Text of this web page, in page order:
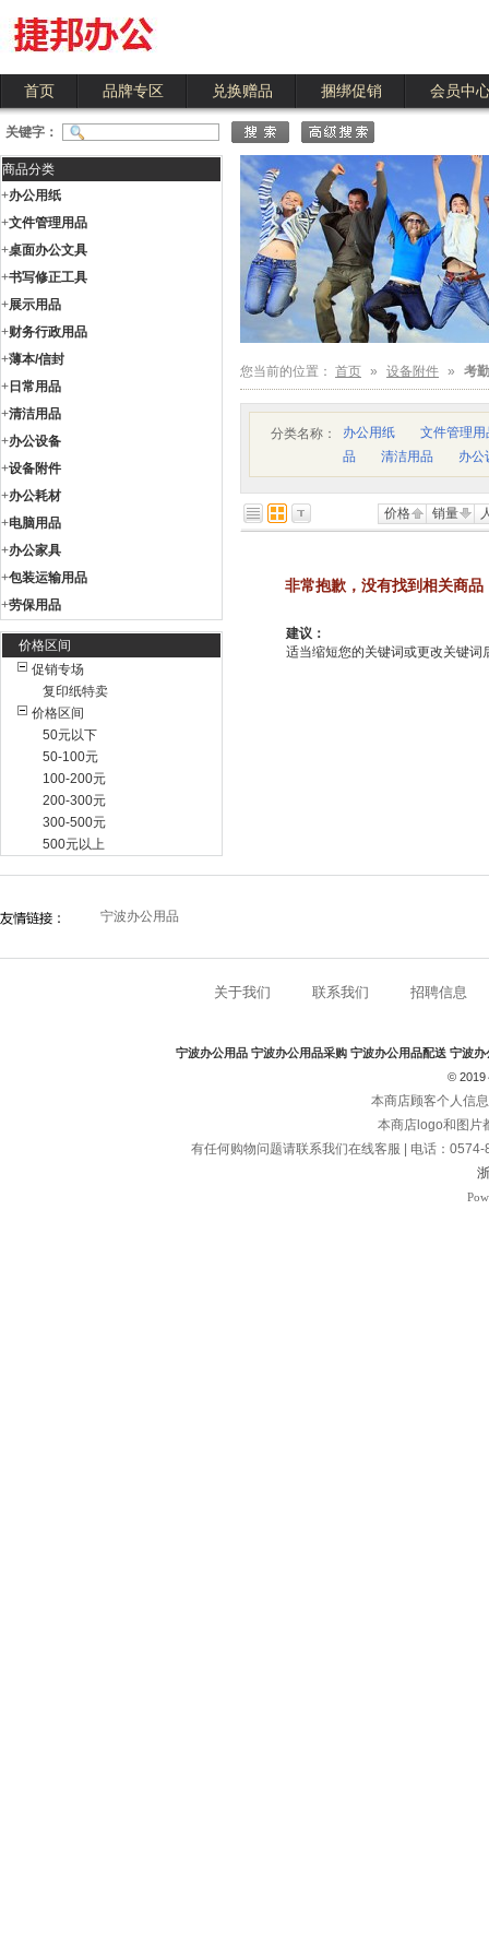
首页 品牌专区 兑换赠品 捆绑促销 会员中
关键字：
商品分类
+办公用纸
+文件管理用品
+桌面办公文具
+书写修正工具
+展示用品
+财务行政用品
+薄本/信封
+ 日常用品
+清洁用品
+办公设备
+设备附件
+办公耗材
+电脑用品
+办公家具
+包装运输用品
+劳保用品
价格区间
促销专场
复印纸特卖
价格区间
50元以下
50-100元
100-200元
200-300元
300-500元
500元以上
您当前的位置： 首页 » 设备附件 » 考
分类名称： 办公用纸
文件管理用
品
清洁用品 办公
价格 销量
非常抱歉，没有找到相关商品
建议：
适当缩短您的关键词或更改关键词
宁波办公用品
关于我们 联系我们 招聘信息
宁波办公用品 宁波办公用品采购 宁波办公用品配送 宁波办
© 2019
本商店顾客个人信
本商店logo和图片
有任何购物问题请联系我们在线客服 | 电话：